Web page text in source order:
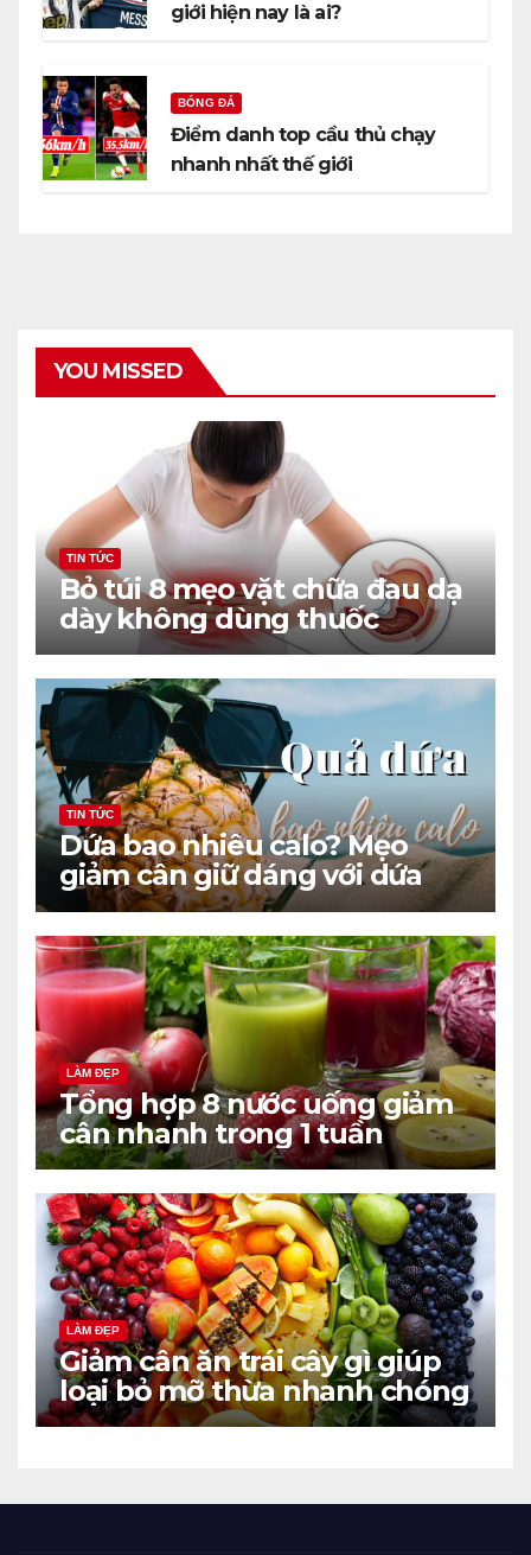
giới hiện nay là ai?
BÓNG ĐÁ
Điểm danh top cầu thủ chạy
nhanh nhất thế giới
YOU MISSED
TIN TỨC
Bỏ túi 8 mẹo vặt chữa đau dạ
dày không dùng thuốc
TIN TỨC
Dứa bao nhiêu calo? Mẹo
giảm cân giữ dáng với dứa
hiệu quả
LÀM ĐẸP
Tổng hợp 8 nước uống giảm
cân nhanh trong 1 tuần
LÀM ĐẸP
Giảm cân ăn trái cây gì giúp
loại bỏ mỡ thừa nhanh chóng